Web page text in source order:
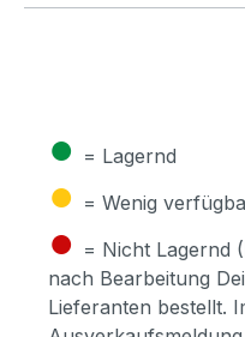
● = Lagernd
● = Wenig
● = Nicht Lagernd
nach Bearbeitung
Lieferanten bestellt.